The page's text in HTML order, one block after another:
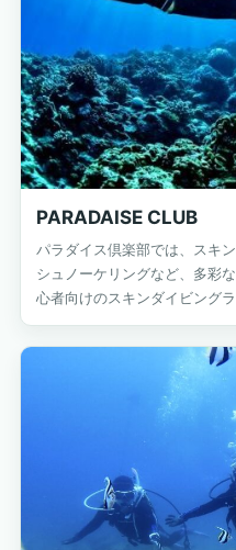
PARADAISE CLUB
パラダイス倶楽部では、スキ
シュノーケリングなど、多彩
心者向けのスキンダイビング